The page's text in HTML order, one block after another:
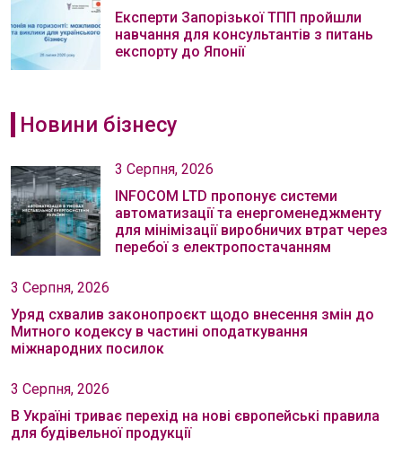
Експерти Запорізької ТПП пройшли
навчання для консультантів з питань
експорту до Японії
Новини бізнесу
3 Серпня, 2026
INFOCOM LTD пропонує системи
автоматизації та енергоменеджменту
для мінімізації виробничих втрат через
перебої з електропостачанням
3 Серпня, 2026
Уряд схвалив законопроєкт щодо внесення змін до
Митного кодексу в частині оподаткування
міжнародних посилок
3 Серпня, 2026
В Україні триває перехід на нові європейські правила
для будівельної продукції